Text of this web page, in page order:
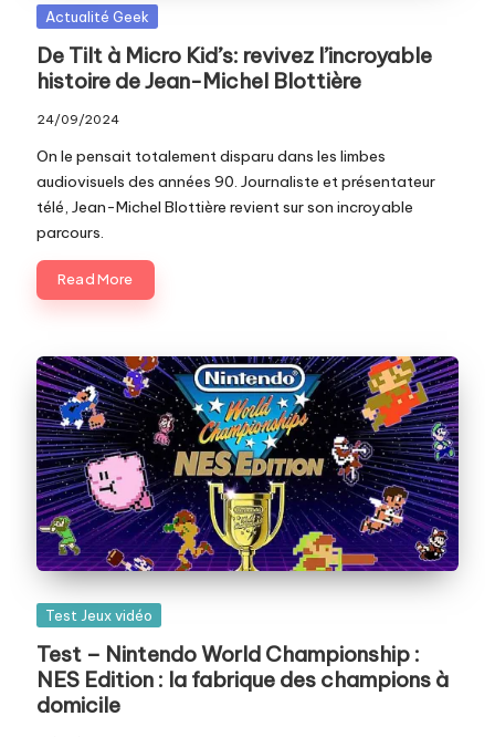
Posted
Actualité Geek
De Tilt à Micro Kid’s: revivez l’incroyable
histoire de Jean-Michel Blottière
24/09/2024
On le pensait totalement disparu dans les limbes
audiovisuels des années 90. Journaliste et présentateur
télé, Jean-Michel Blottière revient sur son incroyable
parcours.
Read More
Posted
Test Jeux vidéo
Test – Nintendo World Championship :
NES Edition : la fabrique des champions à
domicile